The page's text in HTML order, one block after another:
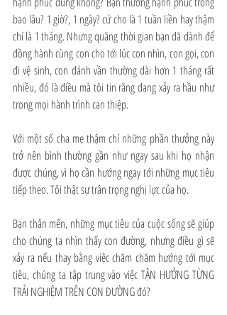
bao lâu? 1 giờ?, 1 ngày? cứ cho là 1 tuần liền hay thậm
chí là 1 tháng. Nhưng quãng thời gian bạn đã dành để
đồng hành cùng con cho tới lúc con nhìn, con gọi, con
đi vệ sinh, con đánh vần thường dài hơn 1 tháng rất
nhiều, đó là điều mà tôi tin rằng đang xảy ra hầu như
trong mọi hành trình can thiệp.
Với một số cha mẹ thậm chí những phần thưởng này
trở nên bình thường gần như ngay sau khi họ nhận
được chúng, vì họ cần hướng ngay tới những mục tiêu
tiếp theo. Tôi thật sự trân trọng nghị lực của họ.
Bạn thân mến, những mục tiêu của cuộc sống sẽ giúp
cho chúng ta nhìn thấy con đường, nhưng điều gì sẽ
xảy ra nếu thay bằng việc chăm chăm hướng tới mục
tiêu, chúng ta tập trung vào việc TẬN HƯỞNG TỪNG
TRẢI NGHIỆM TRÊN CON ĐƯỜNG đó?